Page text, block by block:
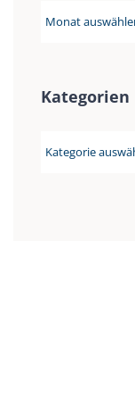
Archiv
Kategorien
Kategorien